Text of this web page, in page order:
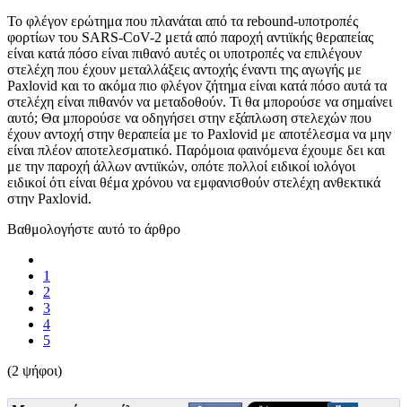
Το φλέγον ερώτημα που πλανάται από τα rebound-υποτροπές
φορτίων του SARS-CoV-2 μετά από παροχή αντιϊκής θεραπείας
είναι κατά πόσο είναι πιθανό αυτές οι υποτροπές να επιλέγουν
στελέχη που έχουν μεταλλάξεις αντοχής έναντι της αγωγής με
Paxlovid και το ακόμα πιο φλέγον ζήτημα είναι κατά πόσο αυτά τα
στελέχη είναι πιθανόν να μεταδοθούν. Τι θα μπορούσε να σημαίνει
αυτό; Θα μπορούσε να οδηγήσει στην εξάπλωση στελεχών που
έχουν αντοχή στην θεραπεία με το Paxlovid με αποτέλεσμα να μην
είναι πλέον αποτελεσματικό. Παρόμοια φαινόμενα έχουμε δει και
με την παροχή άλλων αντιϊκών, οπότε πολλοί ειδικοί ιολόγοι
ειδικοί ότι είναι θέμα χρόνου να εμφανισθούν στελέχη ανθεκτικά
στην Paxlovid.
Βαθμολογήστε αυτό το άρθρο
1
2
3
4
5
(2 ψήφοι)